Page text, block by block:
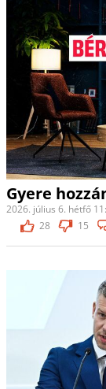
Gyere
2026. július 6. hétfő
28
15